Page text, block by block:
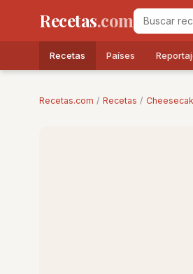
Recetas.com
Recetas Países
Recetas.com / Recetas /